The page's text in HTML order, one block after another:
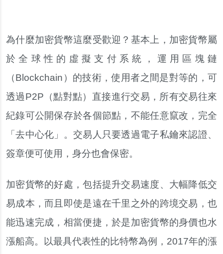
為什麼加密貨幣這麼受歡迎？基本上，加密貨幣屬
於全球性的虛擬支付系統，運用區塊鏈
（Blockchain）的技術，使用者之間是對等的，可
透過P2P（點對點）直接進行交易，所有交易往來
紀錄可公開保存於各個節點，不能任意竄改，完全
「去中心化」。交易人只要透過電子私鑰來認證、
簽章便可使用，身分也會保密。
加密貨幣的好處，包括提升交易速度、大幅降低交
易成本，而且即使是遠在千里之外的跨境交易，也
能迅速完成，相當便捷，於是加密貨幣的身價也水
漲船高。以最具代表性的比特幣為例，2017年的漲